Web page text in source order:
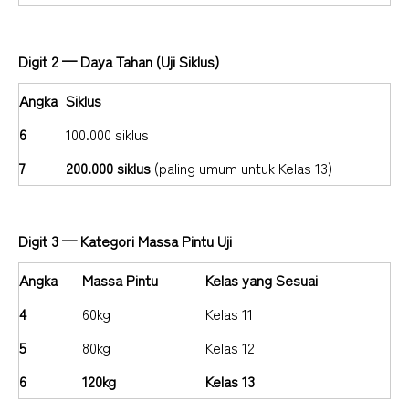
Digit 2 — Daya Tahan (Uji Siklus)
Angka Siklus
6
100.000 siklus
7
200.000 siklus (paling umum untuk Kelas 13)
Digit 3 — Kategori Massa Pintu Uji
Angka
Massa Pintu
Kelas yang Sesuai
4
60kg
Kelas 11
5
80kg
Kelas 12
6
120kg Kelas 13